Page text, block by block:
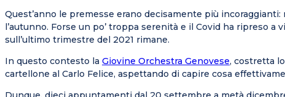
Quest’anno le premesse erano decisamente più
l’autunno. Forse un po’ troppa serenità e il Covid ha ripreso
sull’ultimo trimestre del 2021 rimane.
In questo contesto la Giovine Orchestra Genovese, costretta
cartellone al Carlo Felice, aspettando di capire cosa